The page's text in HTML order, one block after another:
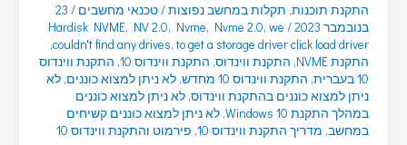
התקנת תוכנות, תקלות במחשב נפוצות/טכנאי מחשבים /
23
בנובמבר 2023
/
Hardisk NVME, NV 2.0, Nvme, Nvme 2.0,we
couldn't find any drives. to get a storage driver click load driver
,
התקנת NVME
, התקנת ווינדוס, התקנת ווינדוס 10 , התקנת ווינדוס
10 בעברית
, התקנת ווינדוס 10 מחדש , לא ניתן למצוא כוננים, לא
ניתן למצוא כוננים בהתקנת ווינדוס, לא ניתן למצוא כוננים
במהלך התקנת Windows 10
, לא ניתן למצוא כוננים קשיחים
במחשב, מדריך התקנת ווינדוס 10 , פירמוט והתקנת ווינדוס 10